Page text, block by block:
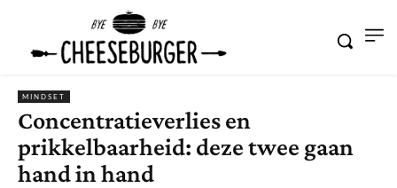
MINDSET
Concentratieverlies en
prikkelbaarheid: deze twee gaan
hand in hand